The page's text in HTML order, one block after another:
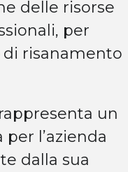
delle risorse
per
risanamento
un
l’azienda
dalla sua